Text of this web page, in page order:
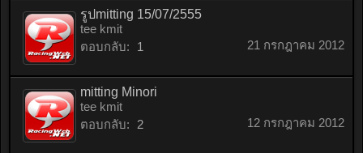
รูปmitting 15/07/2555
tee kmit
ตอบกลับ:
1 21 กรกฎาคม 2012
mitting Minori
tee kmit
ตอบกลับ:
2 12 กรกฎาคม 2012